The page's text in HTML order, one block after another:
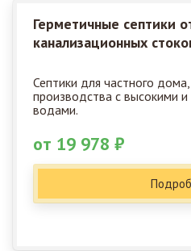
Герметичные септики
канализационных
Септики для частного
производства с высокими
водами.
от 19 978 ₽